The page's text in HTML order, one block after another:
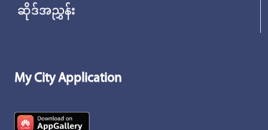
ဆိုဒ်အညွှန်း
My City Application